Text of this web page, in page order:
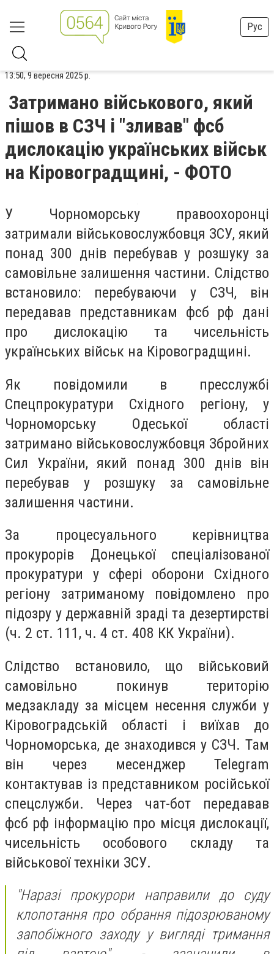
Рус
13:50, 9 вересня 2025 р.
Затримано військового, який
пішов в СЗЧ і "зливав" фсб
дислокацію українських військ
на Кіровоградщині, - ФОТО
У Чорноморську правоохоронці
затримали військовослужбовця ЗСУ, який
понад 300 днів перебував у розшуку за
самовільне залишення частини. Слідство
встановило: перебуваючи у СЗЧ, він
передавав представникам фсб рф дані
про дислокацію та чисельність
українських військ на Кіровоградщині.
Як повідомили в пресслужбі
Спецпрокуратури Східного регіону, у
Чорноморську Одеської області
затримано військовослужбовця Збройних
Сил України, який понад 300 днів він
перебував у розшуку за самовільне
залишення частини.
За процесуального керівництва
прокурорів Донецької спеціалізованої
прокуратури у сфері оборони Східного
регіону затриманому повідомлено про
підозру у державній зраді та дезертирстві
(ч. 2 ст. 111, ч. 4 ст. 408 КК України).
Слідство встановило, що військовий
самовільно покинув територію
медзакладу за місцем несення служби у
Кіровоградській області і виїхав до
Чорноморська, де знаходився у СЗЧ. Там
він через месенджер Telegram
контактував із представником російської
спецслужби. Через чат-бот передавав
фсб рф інформацію про місця дислокації,
чисельність особового складу та
військової техніки ЗСУ.
"Наразі прокурори направили до суду
клопотання про обрання підозрюваному
запобіжного заходу у вигляді тримання